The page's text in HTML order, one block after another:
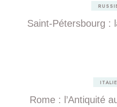
Saint-Pétersbourg :
ITALIE
Rome : l’Antiquité